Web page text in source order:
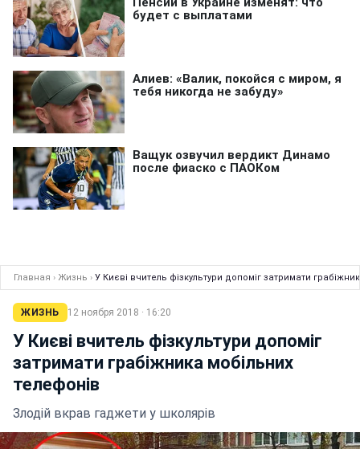
Главная › Жизнь › У Києві вчитель фізкультури допоміг затримати
ЖИЗНЬ 12 ноября 2018 · 16:20
У Києві вчитель фізкультури допоміг
затримати грабіжника мобільних
телефонів
Злодій вкрав гаджети у школярів